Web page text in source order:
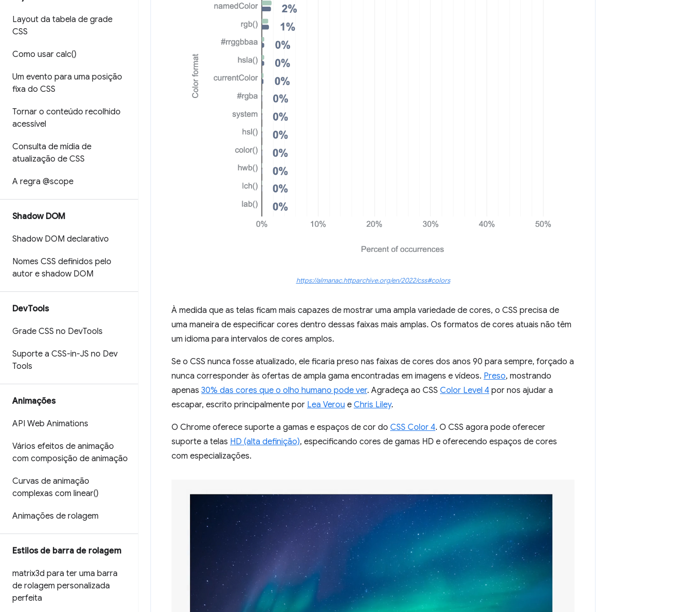
Layout da tabela de grade
CSS
Como usar calc()
Um evento para uma posição
fixa do CSS
Tornar o conteúdo recolhido
acessível
Consulta de mídia de
atualização de CSS
A regra @scope
Shadow DOM
Shadow DOM declarativo
Nomes CSS definidos pelo
autor e shadow DOM
DevTools
Grade CSS no DevTools
Suporte a CSS-in-JS no Dev
Tools
Animações
API Web Animations
Vários efeitos de animação
com composição de animação
Curvas de animação
complexas com linear()
Animações de rolagem
Estilos de barra de rolagem
matrix3d para ter uma barra
de rolagem personalizada
perfeita
https://almanac.httparchive.org/en/2022/css#colors
À medida que as telas ficam mais capazes de mostrar uma ampla variedade de cores, o CSS precisa de
uma maneira de especificar cores dentro dessas faixas mais amplas. Os formatos de cores atuais não têm
um idioma para intervalos de cores amplos.
Se o CSS nunca fosse atualizado, ele ficaria preso nas faixas de cores dos anos 90 para sempre, forçado a
nunca corresponder às ofertas de ampla gama encontradas em imagens e vídeos. Preso, mostrando
apenas 30% das cores que o olho humano pode ver. Agradeça ao CSS Color Level 4 por nos ajudar a
escapar, escrito principalmente por Lea Verou e Chris Liley.
O Chrome oferece suporte a gamas e espaços de cor do CSS Color 4. O CSS agora pode oferecer
suporte a telas HD (alta definição), especificando cores de gamas HD e oferecendo espaços de cores
com especializações.